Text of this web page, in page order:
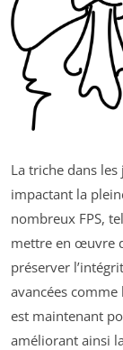
La triche dans
impactant la
nombreux FPS,
mettre en œuvre
préserver
avancées comme
est maintenant
améliorant ainsi